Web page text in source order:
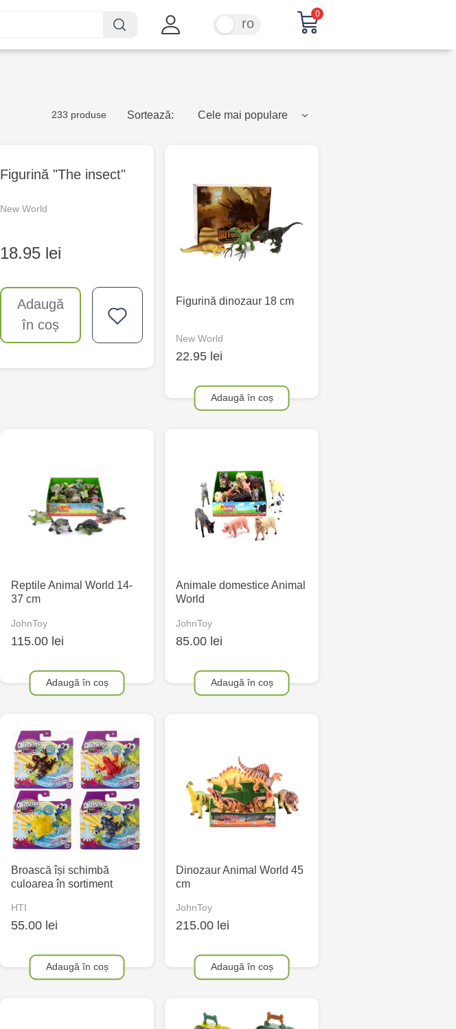
ro
0
233 produse Sortează: Cele mai populare
Figurină "The insect"
New World
18.95 lei
Adaugă
în coș
Figurină dinozaur 18 cm
New World
22.95 lei
Adaugă în coș
Reptile Animal World 14-
37 cm
JohnToy
115.00 lei
Adaugă în coș
Animale domestice Animal
World
JohnToy
85.00 lei
Adaugă în coș
Broască își schimbă
culoarea în sortiment
HTI
55.00 lei
Adaugă în coș
Dinozaur Animal World 45
cm
JohnToy
215.00 lei
Adaugă în coș